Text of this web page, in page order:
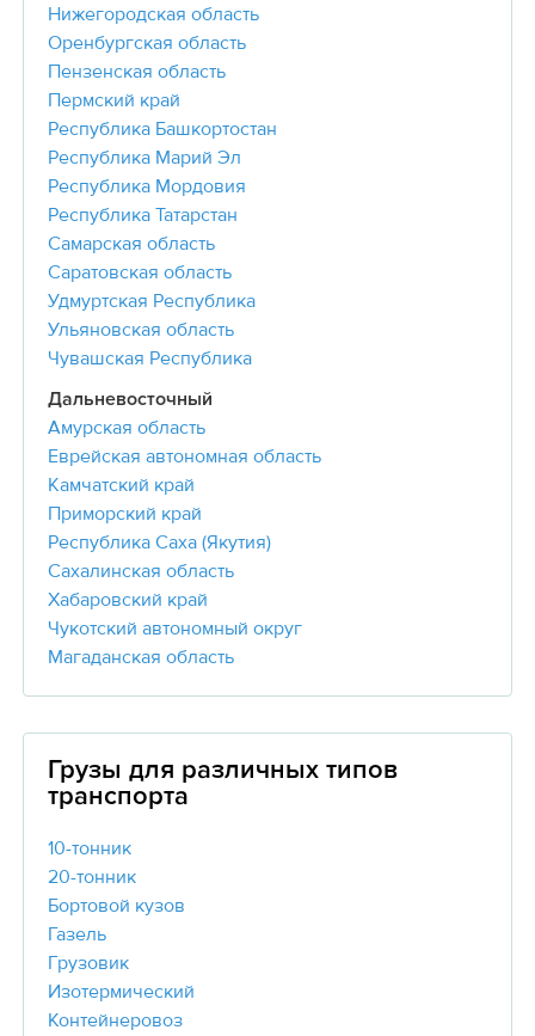
Нижегородская область
Оренбургская область
Пензенская область
Пермский край
Республика Башкортостан
Республика Марий Эл
Республика Мордовия
Республика Татарстан
Самарская область
Саратовская область
Удмуртская Республика
Ульяновская область
Чувашская Республика
Дальневосточный
Амурская область
Еврейская автономная область
Камчатский край
Приморский край
Республика Саха (Якутия)
Сахалинская область
Хабаровский край
Чукотский автономный округ
Магаданская область
Грузы для различных типов
транспорта
10-тонник
20-тонник
Бортовой кузов
Газель
Грузовик
Изотермический
Контейнеровоз